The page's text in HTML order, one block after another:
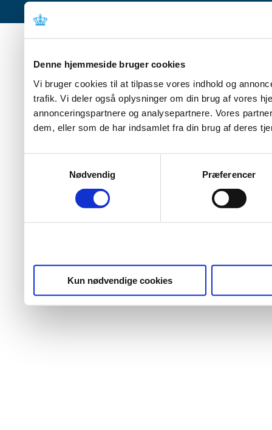
Denne hjemmeside bruger cookies
Vi bruger cookies til at tilpasse vores indhold og
trafik. Vi deler også oplysninger om din brug af vores
annonceringspartnere og analysepartnere. Vores
dem, eller som de har indsamlet fra din brug af deres
Nødvendig
Præferencer
Kun nødvendige cookies